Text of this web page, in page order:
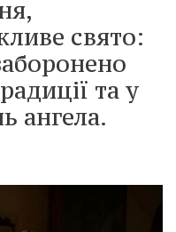
свято:
та у
ангела.